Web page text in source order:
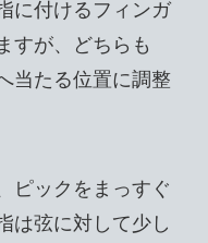
に付けるフィンガ
すが、どちらも
当たる位置に調整
ピックをまっすぐ
は弦に対して少し